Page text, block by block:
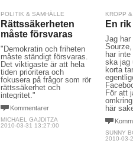
POLITIK & SAMHÄLLE
Rättssäkerheten
måste försvaras
"Demokratin och friheten
måste ständigt försvaras.
Det viktigaste är att hela
tiden prioritera och
fokusera på frågor som rör
rättssäkerhet och
integritet."
Kommentarer
MICHAEL GAJDITZA
2010-03-31 13:27:00
KROPP
En
Jag har
har
ska jag
korta
För att
här
SUNNY
2010-03-